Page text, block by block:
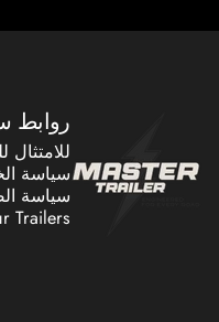
روابط
للامتثال
سياسة
سياسة
Trailers